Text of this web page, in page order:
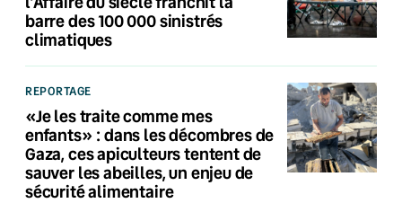
barre des 100 000 sinistrés
climatiques
REPORTAGE
«Je les traite comme mes
enfants» : dans les décombres de
Gaza, ces apiculteurs tentent de
sauver les abeilles, un enjeu de
sécurité alimentaire